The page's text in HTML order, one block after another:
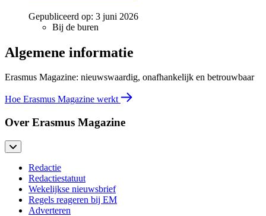
Gepubliceerd op: 3 juni 2026
Bij de buren
Algemene informatie
Erasmus Magazine: nieuwswaardig, onafhankelijk en betrouwbaar
Hoe Erasmus Magazine werkt
Over Erasmus Magazine
Redactie
Redactiestatuut
Wekelijkse nieuwsbrief
Regels reageren bij EM
Adverteren